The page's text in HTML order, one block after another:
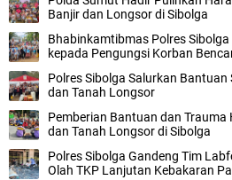
Banjir dan Longsor di Sibolga
Bhabinkamtibmas Polres
kepada Pengungsi Korban
Polres Sibolga Salurkan
dan Tanah Longsor
Pemberian Bantuan dan
dan Tanah Longsor di Sibolga
Polres Sibolga Gandeng Tim
Olah TKP Lanjutan Kebakaran